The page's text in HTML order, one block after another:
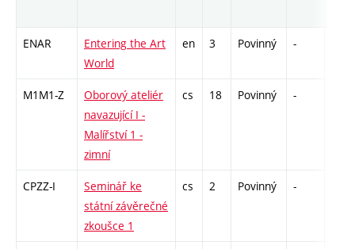
ENAR
Entering the Art
World
en 3 Povinný -
M1M1-Z
Oborový ateliér
navazující I -
Malířství 1 -
zimní
cs 18 Povinný -
CPZZ-I
Seminář ke
státní závěrečné
zkoušce 1
cs 2 Povinný -